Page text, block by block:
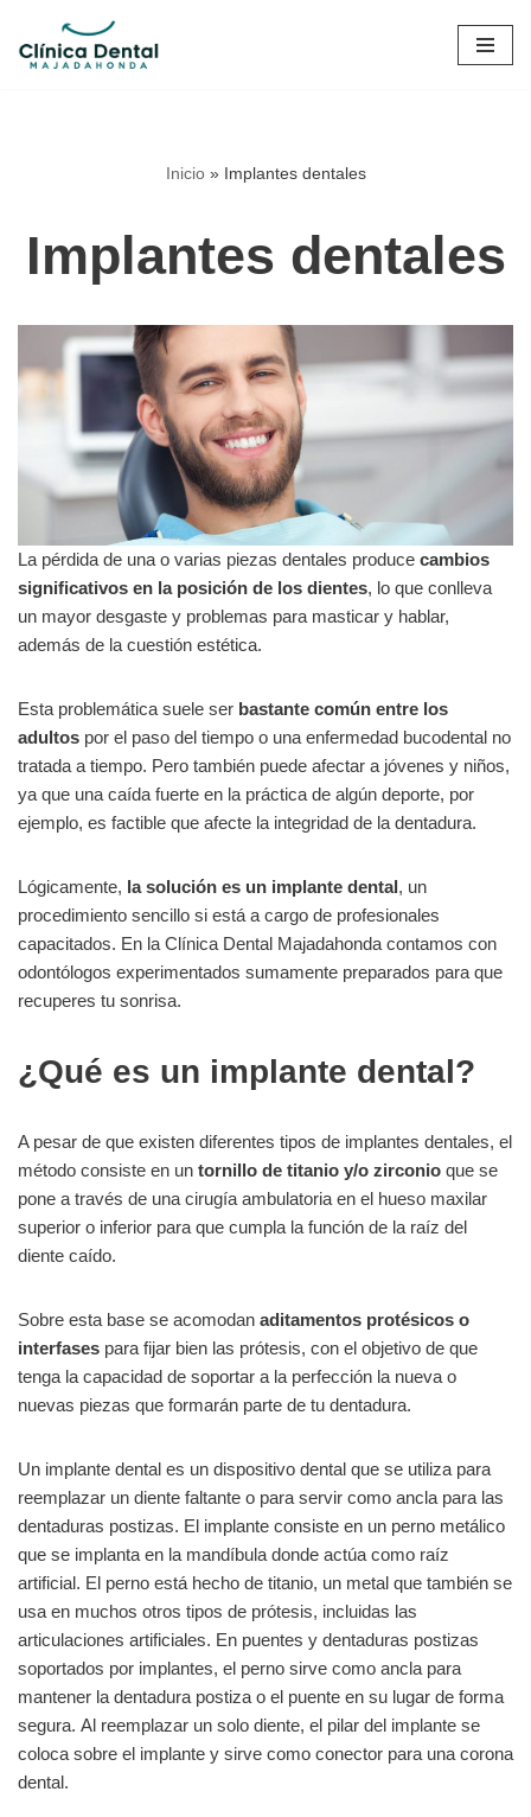
Saltar
Inicio» Implantes dentales
Implantes dentales
La pérdida de una o varias piezas dentales produce cambios
significativos en la posición de los dientes, lo que conlleva
un mayor desgaste y problemas para masticar y hablar,
además de la cuestión estética.
Esta problemática suele ser bastante común entre los
adultos por el paso del tiempo o una enfermedad bucodental no
tratada a tiempo. Pero también puede afectar a jóvenes y niños,
ya que una caída fuerte en la práctica de algún deporte, por
ejemplo, es factible que afecte la integridad de la dentadura.
Lógicamente, la solución es un implante dental, un
procedimiento sencillo si está a cargo de profesionales
capacitados. En la Clínica Dental Majadahonda contamos con
odontólogos experimentados sumamente preparados para que
recuperes tu sonrisa.
¿Qué es un implante dental?
A pesar de que existen diferentes tipos de implantes dentales, el
método consiste en un tornillo de titanio y/o zirconio que se
pone a través de una cirugía ambulatoria en el hueso maxilar
superior o inferior para que cumpla la función de la raíz del
diente caído.
Sobre esta base se acomodan aditamentos protésicos o
interfases para fijar bien las prótesis, con el objetivo de que
tenga la capacidad de soportar a la perfección la nueva o
nuevas piezas que formarán parte de tu dentadura.
Un implante dental es un dispositivo dental que se utiliza para
reemplazar un diente faltante o para servir como ancla para las
dentaduras postizas. El implante consiste en un perno metálico
que se implanta en la mandíbula donde actúa como raíz
artificial. El perno está hecho de titanio, un metal que también se
usa en muchos otros tipos de prótesis, incluidas las
articulaciones artificiales. En puentes y dentaduras postizas
soportados por implantes, el perno sirve como ancla para
mantener la dentadura postiza o el puente en su lugar de forma
segura. Al reemplazar un solo diente, el pilar del implante se
coloca sobre el implante y sirve como conector para una corona
dental.